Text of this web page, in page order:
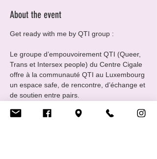
About the event
Get ready with me by QTI group :
Le groupe d’empouvoirement QTI (Queer,
Trans et Intersex people) du Centre Cigale
offre à la communauté QTI au Luxembourg
un espace safe, de rencontre, d’échange et
de soutien entre pairs.
pour expérimenter son expression de